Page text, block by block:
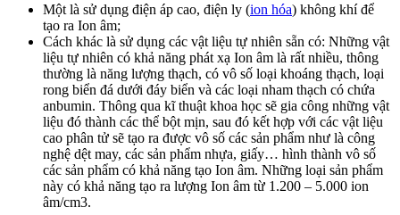
Một là sử dụng điện áp cao, điện ly (ion hóa) không khí để
tạo ra Ion âm;
Cách khác là sử dụng các vật liệu tự nhiên sẵn có: Những vật
liệu tự nhiên có khả năng phát xạ Ion âm là rất nhiều, thông
thường là năng lượng thạch, có vô số loại khoáng thạch, loại
rong biển đá dưới đáy biển và các loại nham thạch có chứa
anbumin. Thông qua kĩ thuật khoa học sẽ gia công những vật
liệu đó thành các thể bột mịn, sau đó kết hợp với các vật liệu
cao phân tử sẽ tạo ra được vô số các sản phẩm như là công
nghệ dệt may, các sản phẩm nhựa, giấy… hình thành vô số
các sản phẩm có khả năng tạo Ion âm. Những loại sản phẩm
này có khả năng tạo ra lượng Ion âm từ 1.200 – 5.000 ion
âm/cm3.